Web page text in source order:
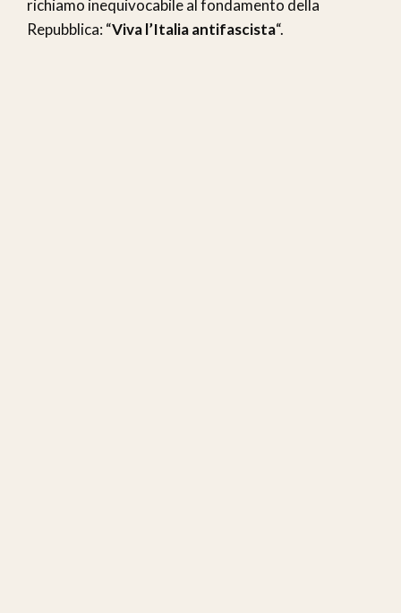
richiamo inequivocabile al fondamento della
Repubblica: “Viva l’Italia antifascista“.